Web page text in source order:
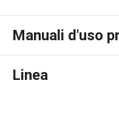
Manuali d'uso
Linea